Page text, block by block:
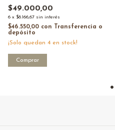
$49.000,00
6 x $8.166,67 sin interés
$46.550,00 con
Transferencia o
depósito
¡Solo quedan 4 en stock!
Comprar